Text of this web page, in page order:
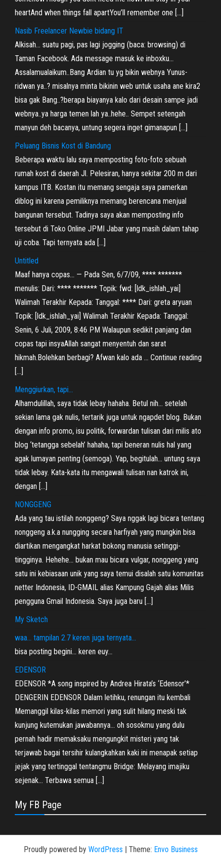
heartAnd when things fall apartYou’ll remember one […]
Nasib Freelancer Newbie bidang IT
Alkisah… suatu pagi, pas lagi jogging (baca: browsing) di
Taman Facebook. Ada message masuk ke inboxku…
Assalamualaikum..Bang Ardian tu yg bikin webnya Yunus-
ridwan ya..? misalnya minta bikinin web untuk usaha ane kira2
bisa gak Bang..?berapa biayanya kalo dari desain sampe jadi
webnya..ya harga temen lah ya..hehe.. Sempet setengah
manyun deh bacanya, untung segera inget gimanapun […]
Peluang Bisnis Kost di Bandung
Beberapa waktu lalu saya memposting foto-foto sebuah
rumah kost di daerah Jl. Pelesiran, hanya sekitar 200 m dari
kampus ITB. Kostan itu memang sengaja saya pamerkan
diblog ini karena pemiliknya memang berencana menjual
bangunan tersebut. Tadinya saya akan memposting info
tersebut di Toko Online JPMI Jabar yang masih dalam tahap
uji coba. Tapi ternyata ada […]
Untitled
Maaf hanya copas… — Pada Sen, 6/7/09, **** *******
menulis: Dari: **** ******* Topik: fwd: [ldk_ishlah_yai]
Walimah Terakhir Kepada: Tanggal: **** Dari: greta aryuan
Topik: [ldk_ishlah_yai] Walimah Terakhir Kepada: Tanggal:
Senin, 6 Juli, 2009, 8:46 PM Walaupun sedikit panjang dan
copas tapi insyaAllah sangat menyentuh dan sarat
hikmah.Bolehkan berbagi? Afwan kalo ada … Continue reading
[…]
Menggiurkan, tapi…
Alhamdulillah, saya tidak lebay hahaha. Betul nih… setelah
sekian lama gak nulis, tertarik juga untuk ngapdet blog. Bukan
dengan info promo, isu politik, forwardan tulisan dari milis ato
blog ‘tetangga sebelah’ hahaha, tapi beneran nulis hal yang
agak lumayan penting (semoga). Yap, begitulah… untung saya
tidak lebay. Kata-kata itu mengawali tulisan nan katrok ini,
dengan […]
NONGGENG
Ada yang tau istilah nonggeng? Saya nggak lagi bicara tentang
nonggeng a.k.a nungging secara harfiyah yang mungkin bisa
diartikan mengangkat harkat bokong manusia setinggi-
tingginya. Hehehe… bukan mau bicara vulgar, nonggeng yang
satu ini kebiasaan unik yang saya temui disalah satu komunitas
netter Indonesia, ID-GMAIL alias Kampung Gajah alias Milis
pengguna Gmail Indonesia. Saya juga baru […]
My Sketch
waa… tampilan 2.7 keren juga ternyata…
bisa posting begini… keren euy…
EDENSOR
EDENSOR *A song inspired by Andrea Hirata’s ‘Edensor’*
DENGERIN EDENSOR Dalam letihku, renungan itu kembali
Memanggil kilas-kilas memori yang sulit hilang meski tak
kunjung kutemukan jawabannya… oh sosokmu yang dulu
pernah hadir memaksaku mengungkit misteri yang tak
terjawab bagai tersihir kulangkahkan kaki ini menapak setiap
jejak yang tertinggal tentangmu Bridge: Melayang imajiku
sejenak… Terbawa semua […]
My FB Page
Proudly powered by WordPress | Theme: Envo Business